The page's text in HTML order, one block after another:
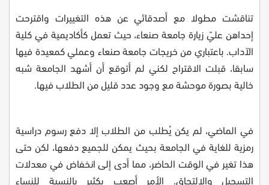
تناقشت مطولا مع أصدقائي عن هذه التغييرات واقترحت
إحداهن عليّ زيارة جامعة صنعاء، حيث تعمل كأكاديمية في كلية
الآداب. باعتباري من خريجات جامعة صنعاء وعملي كمعيدة فيها
سابقا، قبلت الاقتراح لكني لم أتوقع أن أشهد الجامعة شبه
خالية بصورة موحشة مع وجود عدد قليل من الطلاب فيها.
في الماضي، لم يكن يُطلب من الطلاب إلا دفع رسوم دراسية
رمزية للغاية في الجامعة بحيث يمكن للجميع دفعها، لكن حتى
هذا تغير في الوقت الحاضر، مما أدى إلى انخفاض في معدلات
التسجيل والالتحاق. الأمر أصعب بكثير بالنسبة للنساء